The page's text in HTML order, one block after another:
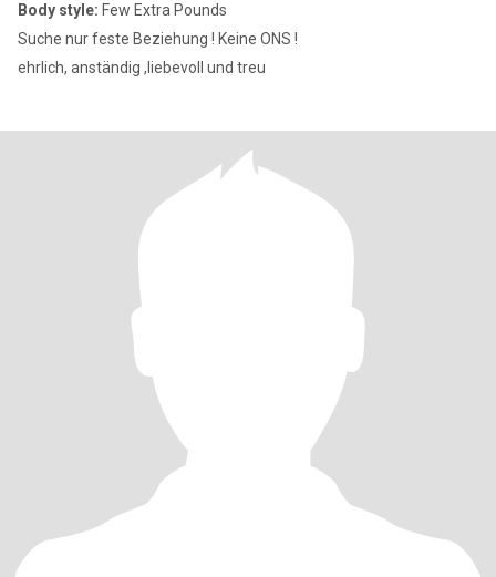
Body style: Few Extra Pounds
Suche nur feste Beziehung ! Keine ONS !
ehrlich, anständig ,liebevoll und treu